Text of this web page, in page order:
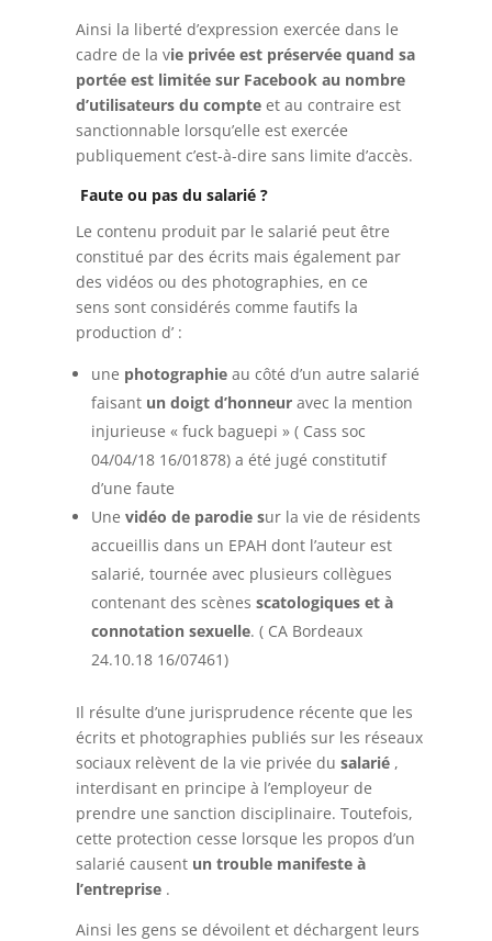
Ainsi la liberté d’expression exercée dans le
cadre de la vie privée est préservée quand sa
portée est limitée sur Facebook au nombre
d’utilisateurs du compteet au contraire est
sanctionnable lorsqu’elle est exercée
publiquement c’est-à-dire sans limite d’accès.
Faute ou pas du salarié ?
Le contenu produit par le salarié peut être
constitué par des écrits mais également par
des vidéos ou des photographies, en ce
sens sont considérés comme fautifs la
production d’ :
une photographieau côté d’un autre salarié
faisant un doigt d’honneuravec la mention
injurieuse « fuck baguepi » ( Cass soc
04/04/18 16/01878) a été jugé constitutif
d’une faute
Une vidéo de parodie sur la vie de résidents
accueillis dans un EPAH dont l’auteur est
salarié, tournée avec plusieurs collègues
contenant des scènes scatologiques et à
connotation sexuelle. ( CA Bordeaux
24.10.18 16/07461)
Il résulte d’une jurisprudence récente que les
écrits et photographies publiés sur les réseaux
sociaux relèvent de la vie privée du salarié,
interdisant en principe à l’employeur de
prendre une sanction disciplinaire. Toutefois,
cette protection cesse lorsque les propos d’un
salarié causent un trouble manifeste à
l’entreprise.
Ainsi les gens se dévoilent et déchargent leurs